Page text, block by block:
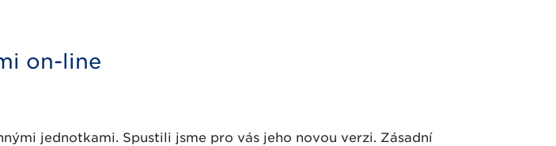
on-line
jednotkami. Spustili jsme pro vás jeho novou verzi. Zásadní